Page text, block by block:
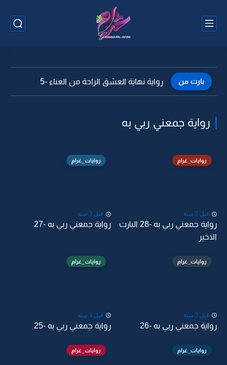
بارت من رواية نهاية العشق الراحة من العناء -5
رواية جمعني ربي به
روايات_غرام
قبل 3 سنة
رواية جمعني ربي به -28 البارت
الاخير
روايات_غرام
قبل 3 سنة
رواية جمعني ربي به -27
روايات_غرام
قبل 3 سنة
رواية جمعني ربي به -26
روايات_غرام
قبل 3 سنة
رواية جمعني ربي به -25
روايات_غرام روايات_غرام